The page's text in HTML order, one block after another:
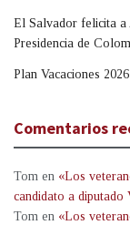
El Salvador felicita a
Presidencia de
Plan Vacaciones
Comentarios
Tom en «Los
candidato a
Tom en «Los